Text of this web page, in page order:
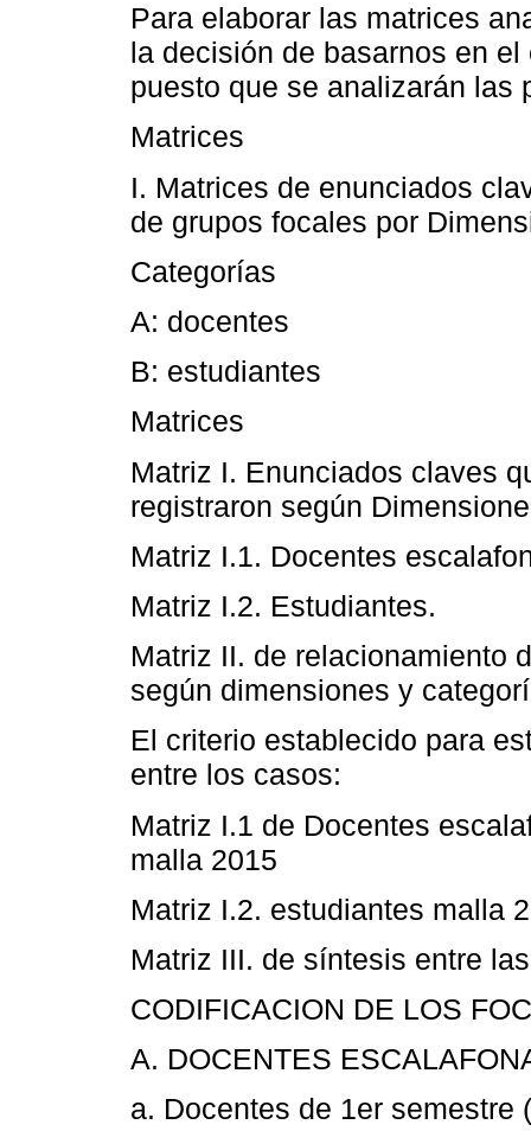
Para elaborar las matrices
la decisión de basarnos en
puesto que se analizarán las
Matrices
I. Matrices de enunciados
de grupos focales por
Categorías
A: docentes
B: estudiantes
Matrices
Matriz I. Enunciados claves
registraron según
Matriz I.1. Docentes
Matriz I.2. Estudiantes.
Matriz II. de relacionamiento
según dimensiones y
El criterio establecido para
entre los casos:
Matriz I.1 de Docentes
malla 2015
Matriz I.2. estudiantes malla
Matriz III. de síntesis entre
CODIFICACION DE LOS
A. DOCENTES
a. Docentes de 1er semestre